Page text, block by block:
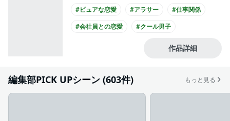
#ピュアな恋愛
#アラサー
#仕事関係
#会社員との恋愛
#クール男子
#主人公が会社員
作品詳細
編集部PICK UPシーン (603件) もっと見る